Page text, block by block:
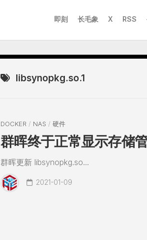
即刻 长毛象 X RSS
libsynopkg.so.1
DOCKER / NAS / 硬件
群晖终于正常显示存储
群晖更新 libsynopkg.so...
2021-01-09